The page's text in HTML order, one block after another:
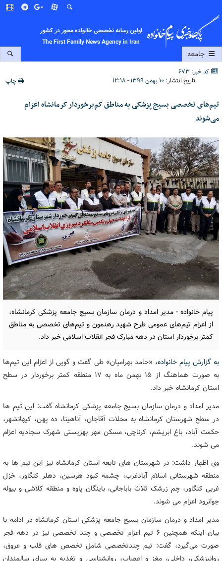
اولین رسانه تخصصی خانواده محور در کشور
The First Family News Agency in Iran
جامعه
کد خبر: 673
تاریخ انتشار: ۱۰ بهمن ۱۳۹۹ - ۱۲:۱۸ چاپ
تیم‌های تخصصی بسیج پزشکی به مناطق کم‌برخوردار کرمانشاه اعزام
می‌شوند
پیام خانواده - مدیر امداد و درمان سازمان بسیج جامعه پزشکی کرمانشاه،
از اعزام تیم‌های عمومی طرح شهید رهنمون و تیم‌های تخصصی به مناطق
کمتر برخوردار استان در دهه مبارک فجر انقلاب اسلامی خبر داد.
به گزارش پیام خانواده، «حامد بهرامیان» طی گفت و گویی از اعزام این تیم‌ها
به صورت هماهنگ از ۱۵ بهمن ماه به ۱۷ منطقه کمتر برخوردار در سطح
استان کرمانشاه خبر داد.
مدیر امداد و درمان سازمان بسیج جامعه پزشکی کرمانشاه گفت: این تیم ها
در سطح شهرستان کرمانشاه به محلات آقاجان، آناهیتا، ده پهن، کیهانشهر،
حکمت آباد، باغ ابریشم، کرناچی، مسکن مهر بهزیستی شهرک سجادیه اعزام
می شوند.
وی اظهار داشت: در شهرستان های تابعه استان کرمانشاه نیز این تیم ها به
منطقه شهرستانی اسلام آبادغرب، چشمه کبود هرسین، دهلر کنگاور، خزل
غربی کنگاور، چم زرشک ثلاث باباجانی، باینگان پاوه و منطقه کلاشی و بیوله
جوانرود اعزام می شوند.
مدیر امداد و درمان سازمان بسیج جامعه پزشکی استان کرمانشاه در ادامه با
بیان اینکه همچنین ۶ تیم اعزام تخصصی و چند تخصصی نیز در دهه فجر
صورت می‌گیرد، گفت: تیم چندتخصصی شامل تخصص های قلب و عروق،
روانپزشکی، داخلی، مغز و اعصاب، روانشناسی و تغذیه به سرای سالمندان